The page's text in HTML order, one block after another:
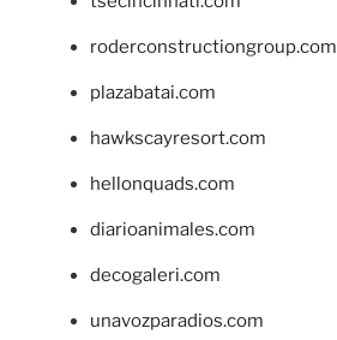
roderconstructiongroup.com
plazabatai.com
hawkscayresort.com
hellonquads.com
diarioanimales.com
decogaleri.com
unavozparadios.com